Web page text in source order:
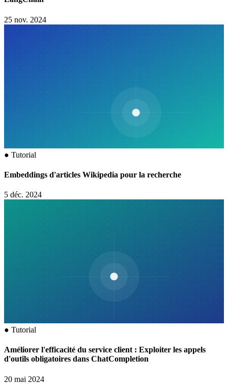
25 nov. 2024
● Tutorial
Embeddings d'articles Wikipedia pour la recherche
5 déc. 2024
● Tutorial
Améliorer l'efficacité du service client : Exploiter les appels
d'outils obligatoires dans ChatCompletion
20 mai 2024